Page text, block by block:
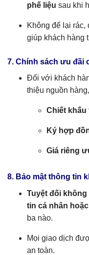
phế liệu sau khi
Không để lại rác,
giúp khách hàng
7. Chính sách ưu đãi
Đối với khách
thiệu nguồn
Chiết khấu
Ký hợp
Giá riêng
8. Bảo mật thông tin
Tuyệt đối
tin cá nhân
ba nào.
Mọi giao dịch
an toàn.